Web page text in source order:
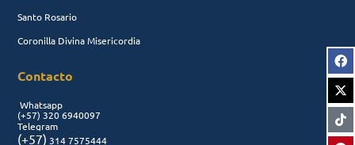
Santo Rosario
Coronilla Divina Misericordia
Contacto
Whatsapp
(+57) 320 6940097
Telegram
(+57) 314 7575444